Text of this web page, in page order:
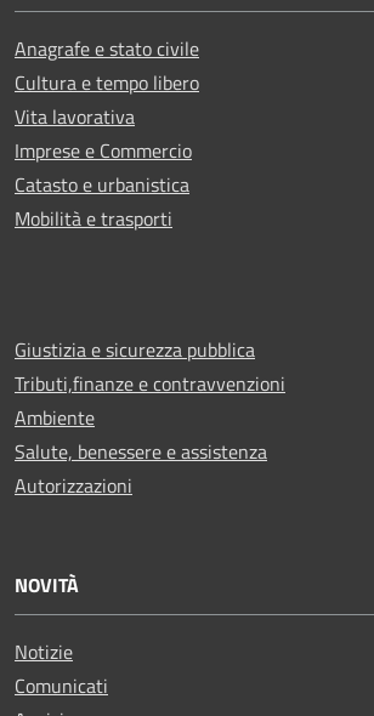
Anagrafe e stato civile
Cultura e tempo libero
Vita lavorativa
Imprese e Commercio
Catasto e urbanistica
Mobilità e trasporti
Giustizia e sicurezza pubblica
Tributi,finanze e contravvenzioni
Ambiente
Salute, benessere e assistenza
Autorizzazioni
NOVITÀ
Notizie
Comunicati